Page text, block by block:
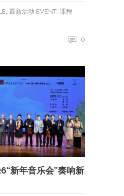
最新活动 EVENT 课程
0
新年音乐会”奏响新